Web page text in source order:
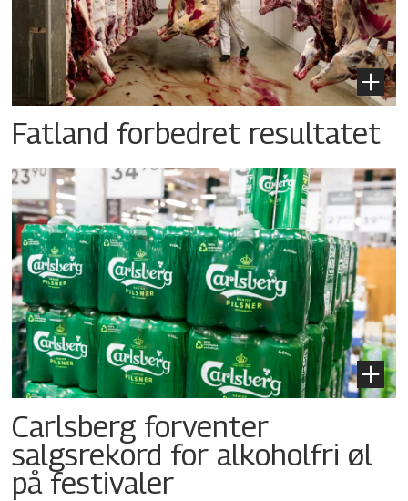
Fatland forbedret resultatet
Carlsberg forventer
salgsrekord for alkoholfri øl
på festivaler